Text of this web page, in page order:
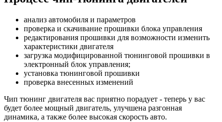
анализ автомобиля и параметров
проверка и скачивание прошивки блока управления
редактирования прошивки для возможности изменить
характеристики двигателя
загрузка модифицированной тюнинговой прошивки в
электронный блок управления;
установка тюнинговой прошивки
проверка внесенных изменений
Чип тюнинг двигателя вас приятно порадует - теперь у вас
будет более мощный двигатель, улучшена разгонная
динамика, а также более высокая скорость авто.